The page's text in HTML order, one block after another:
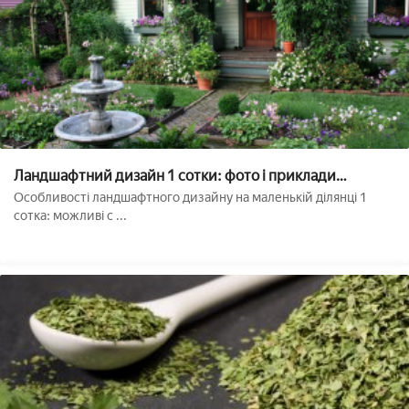
Ландшафтний дизайн 1 сотки: фото і приклади
оформлення на одній сотці, облаштування ділянки
своїми руками
Особливості ландшафтного дизайну на маленькій ділянці 1
сотка: можливі с ...